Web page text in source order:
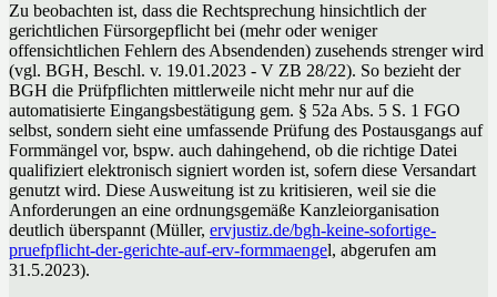
Zu beobachten ist, dass die Rechtsprechung hinsichtlich der
gerichtlichen Fürsorgepflicht bei (mehr oder weniger
offensichtlichen Fehlern des Absendenden) zusehends strenger wird
(vgl. BGH, Beschl. v. 19.01.2023 - V ZB 28/22). So bezieht der
BGH die Prüfpflichten mittlerweile nicht mehr nur auf die
automatisierte Eingangsbestätigung gem. § 52a Abs. 5 S. 1 FGO
selbst, sondern sieht eine umfassende Prüfung des Postausgangs auf
Formmängel vor, bspw. auch dahingehend, ob die richtige Datei
qualifiziert elektronisch signiert worden ist, sofern diese Versandart
genutzt wird. Diese Ausweitung ist zu kritisieren, weil sie die
Anforderungen an eine ordnungsgemäße Kanzleiorganisation
deutlich überspannt (Müller, ervjustiz.de/bgh-keine-sofortige-
pruefpflicht-der-gerichte-auf-erv-formmaengel, abgerufen am
31.5.2023).